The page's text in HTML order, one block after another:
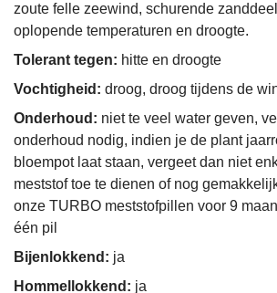
zoute felle zeewind, schurende
oplopende temperaturen en droogte.
Tolerant tegen: hitte en droogte
Vochtigheid: droog, droog tijdens de
Onderhoud: niet te veel water geven,
onderhoud nodig, indien je de plant
bloempot laat staan, vergeet dan niet
meststof toe te dienen of nog
onze TURBO meststofpillen voor 9
één pil
Bijenlokkend: ja
Hommellokkend: ja